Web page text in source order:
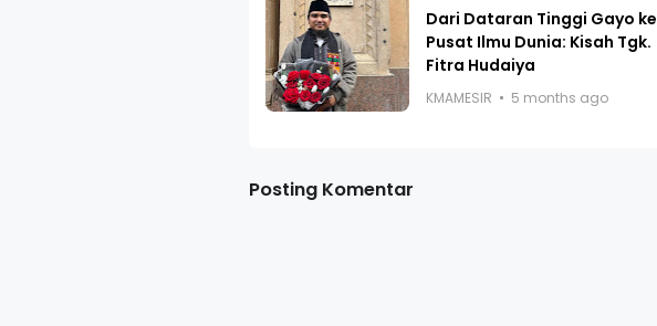
Dari Dataran Tinggi Gayo ke
Pusat Ilmu Dunia: Kisah Tgk.
Fitra Hudaiya
KMAMESIR 5 months ago
Posting Komentar